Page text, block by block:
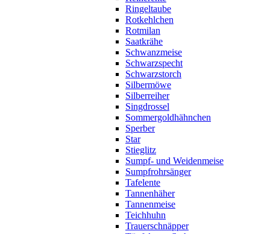
Ringeltaube
Rotkehlchen
Rotmilan
Saatkrähe
Schwanzmeise
Schwarzspecht
Schwarzstorch
Silbermöwe
Silberreiher
Singdrossel
Sommergoldhähnchen
Sperber
Star
Stieglitz
Sumpf- und Weidenmeise
Sumpfrohrsänger
Tafelente
Tannenhäher
Tannenmeise
Teichhuhn
Trauerschnäpper